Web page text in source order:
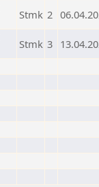
Stmk 2
Stmk 3